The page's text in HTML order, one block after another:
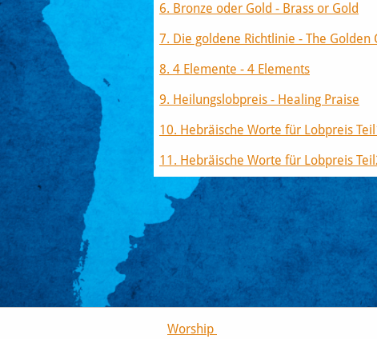
​6. Bronze oder Gold - Brass or Gold
7. Die goldene Richtlinie - The Golden
8. 4 Elemente - 4 Elements
9. Heilungslobpreis - Healing Praise
10. Hebräische Worte für Lobpreis
11. Hebräische Worte für Lobpreis
Worship